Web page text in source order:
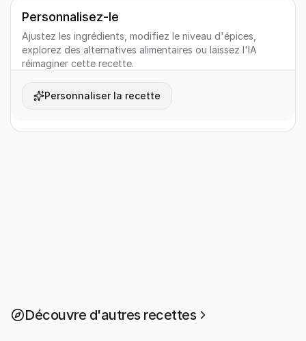
Personnalisez-le
Ajustez les ingrédients, modifiez le niveau d'épices,
explorez des alternatives alimentaires ou laissez l'IA
réimaginer cette recette.
Personnaliser la recette
Découvre d'autres recettes